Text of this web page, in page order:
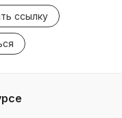
ссылку